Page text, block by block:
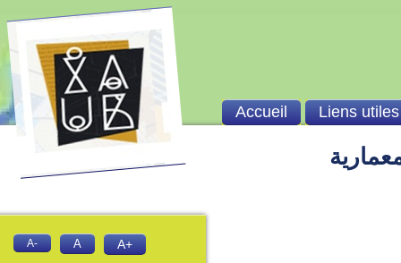
Accueil Liens utiles
A- A A+